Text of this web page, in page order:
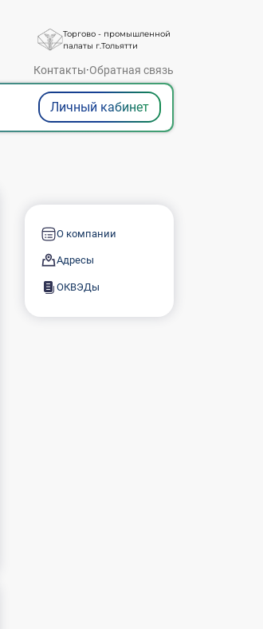
Торгово - промышленной
палаты г.Тольятти
Контакты·Обратная связь
Личный кабинет
О компании
Адресы
ОКВЭДы